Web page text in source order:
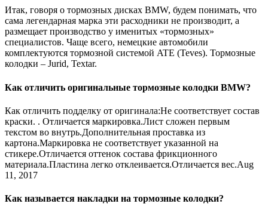
Итак, говоря о тормозных дисках BMW, будем понимать, что
сама легендарная марка эти расходники не производит, а
размещает производство у именитых «тормозных»
специалистов. Чаще всего, немецкие автомобили
комплектуются тормозной системой ATE (Teves). Тормозные
колодки – Jurid, Textar.
Как отличить оригинальные тормозные колодки BMW?
Как отличить подделку от оригинала:Не соответствует состав
краски. . Отличается маркировка.Лист сложен первым
текстом во внутрь.Дополнительная проставка из
картона.Маркировка не соответствует указанной на
стикере.Отличается оттенок состава фрикционного
материала.Пластина легко отклеивается.Отличается вес.Aug
11, 2017
Как называется накладки на тормозные колодки?